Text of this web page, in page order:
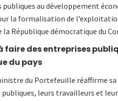
au développement
la formalisation de
République démocratique du
des entreprises
du pays
du Portefeuille réaffirme
leurs travailleurs et